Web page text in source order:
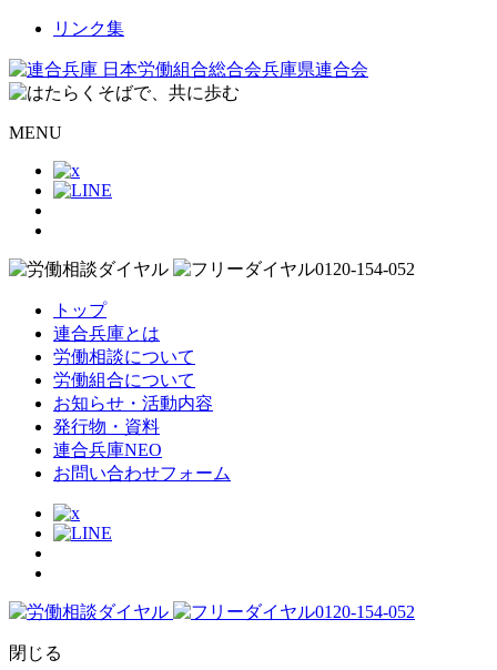
リンク集
MENU
トップ
連合兵庫とは
労働相談について
労働組合について
お知らせ・活動内容
発行物・資料
連合兵庫NEO
お問い合わせフォーム
閉じる